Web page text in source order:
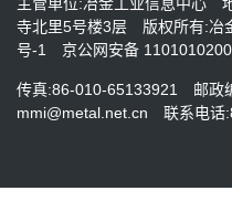
寺北里5号楼3层
版权所有:冶
号-1
京公网安备
传真:86-010-65133921 邮政
mmi@metal.net.cn
联系电